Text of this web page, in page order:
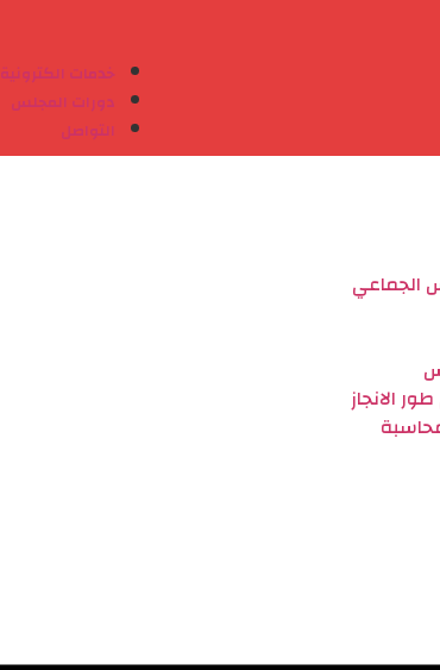
خدمات الكترونية
دورات المجلس
التواصل
الجماعي
الانجاز